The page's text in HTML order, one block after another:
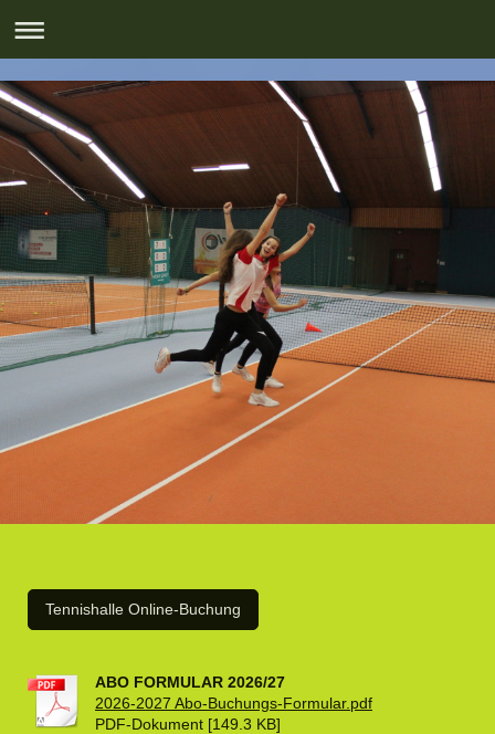
Tennishalle Online-Buchung
ABO FORMULAR 2026/27
2026-2027 Abo-Buchungs-Formular.pdf
PDF-Dokument [149.3 KB]